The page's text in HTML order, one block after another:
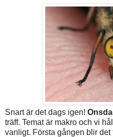
Snart är det dags igen!
träff. Temat är makro och vi
vanligt. Första gången blir